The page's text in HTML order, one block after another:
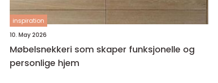
inspiration
10. May 2026
Møbelsnekkeri som skaper funksjonelle og
personlige hjem